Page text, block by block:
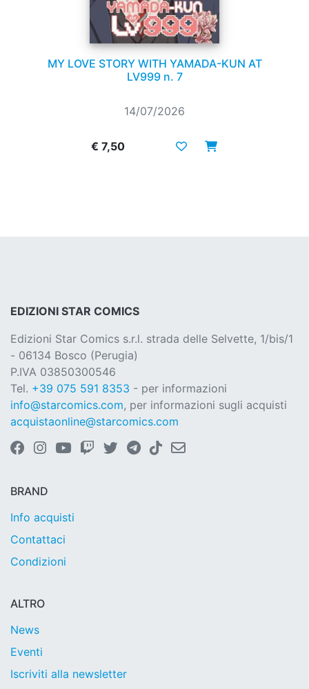
MY LOVE STORY WITH YAMADA-KUN AT
LV999 n. 7
14/07/2026
€ 7,50
EDIZIONI STAR COMICS
Edizioni Star Comics s.r.l. strada delle Selvette, 1/bis/1
- 06134 Bosco (Perugia)
P.IVA 03850300546
Tel. +39 075 591 8353 - per informazioni
info@starcomics.com, per informazioni sugli acquisti
acquistaonline@starcomics.com
BRAND
Info acquisti
Contattaci
Condizioni
ALTRO
News
Eventi
Iscriviti alla newsletter